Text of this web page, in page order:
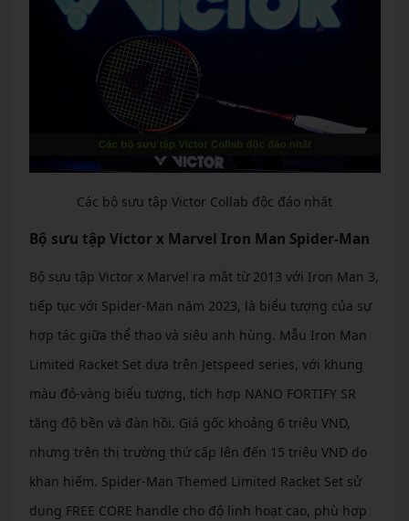
Các bộ sưu tập Victor Collab độc đáo nhất
Bộ sưu tập Victor x Marvel Iron Man Spider-Man
Bộ sưu tập Victor x Marvel ra mắt từ 2013 với Iron Man 3,
tiếp tục với Spider-Man năm 2023, là biểu tượng của sự
hợp tác giữa thể thao và siêu anh hùng. Mẫu Iron Man
Limited Racket Set dựa trên Jetspeed series, với khung
màu đỏ-vàng biểu tượng, tích hợp NANO FORTIFY SR
tăng độ bền và đàn hồi. Giá gốc khoảng 6 triệu VND,
nhưng trên thị trường thứ cấp lên đến 15 triệu VND do
khan hiếm. Spider-Man Themed Limited Racket Set sử
dụng FREE CORE handle cho độ linh hoạt cao, phù hợp